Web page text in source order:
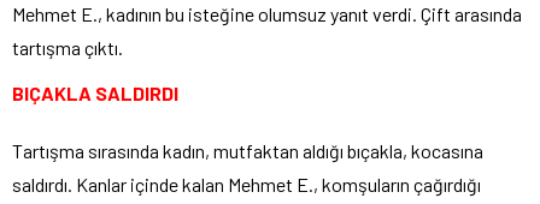
Mehmet E., kadının bu isteğine olumsuz yanıt verdi. Çift arasında
tartışma çıktı.
BIÇAKLA SALDIRDI
Tartışma sırasında kadın, mutfaktan aldığı bıçakla, kocasına
saldırdı. Kanlar içinde kalan Mehmet E., komşuların çağırdığı